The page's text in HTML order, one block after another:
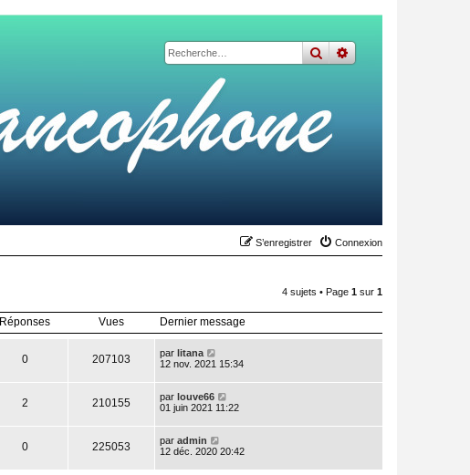
rechercher
recherche
Connexion
S’enregistrer
4 sujets • Page 1 sur 1
Réponses Vues Dernier message
0 207103 par litana
12 nov. 2021 15:34
2 210155 par louve66
01 juin 2021 11:22
0 225053 par admin
12 déc. 2020 20:42